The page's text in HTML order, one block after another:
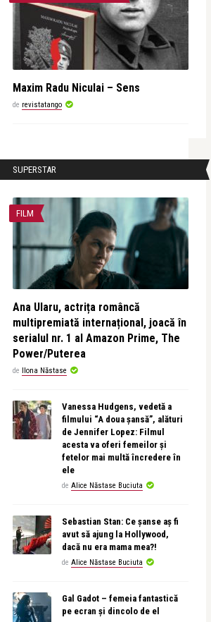
Maxim Radu Niculai – Sens
de revistatango
SUPERSTAR
FILM
Ana Ularu, actrița româncă
multipremiată internațional, joacă în
serialul nr. 1 al Amazon Prime, The
Power/Puterea
de Ilona Năstase
Vanessa Hudgens, vedetă a
filmului “A doua șansă”, alături
de Jennifer Lopez: Filmul
acesta va oferi femeilor și
fetelor mai multă încredere în
ele
de Alice Năstase Buciuta
Sebastian Stan: Ce șanse aș fi
avut să ajung la Hollywood,
dacă nu era mama mea?!
de Alice Năstase Buciuta
Gal Gadot – femeia fantastică
pe ecran și dincolo de el